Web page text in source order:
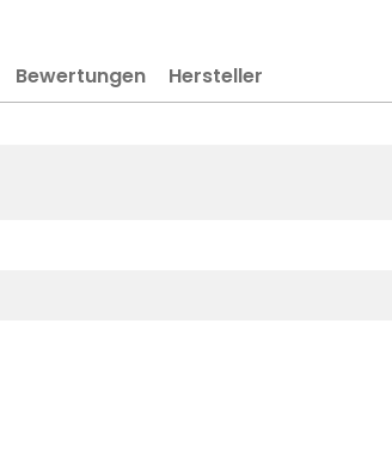
Bewertungen Hersteller